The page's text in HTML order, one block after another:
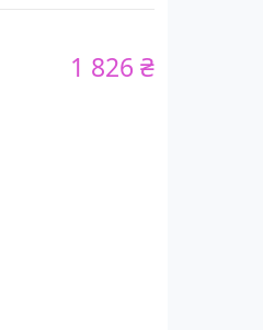
1 826 ₴